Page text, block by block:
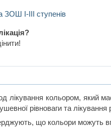
ЗОШ І-ІІІ ступенів
лікування кольором, який
рівноваги та лікування
що кольори можуть